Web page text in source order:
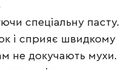
спеціальну пасту.
і сприяє швидкому
не докучають мухи.